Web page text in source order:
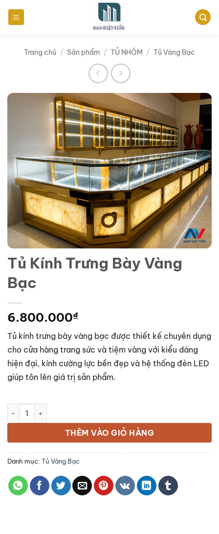
qua
Trang chủ / Sản phẩm / TỦ NHÔM / Tủ Vàng Bạc
Tủ Kính Trưng Bày Vàng
Bạc
6.800.000₫
Tủ kính trưng bày vàng bạc được thiết kế chuyên dụng
cho cửa hàng trang sức và tiệm vàng với kiểu dáng
hiện đại, kính cường lực bền đẹp và hệ thống đèn LED
giúp tôn lên giá trị sản phẩm.
Tủ Kính Trưng Bày Vàng Bạc số lượng
THÊM VÀO GIỎ HÀNG
Danh mục: Tủ Vàng Bạc